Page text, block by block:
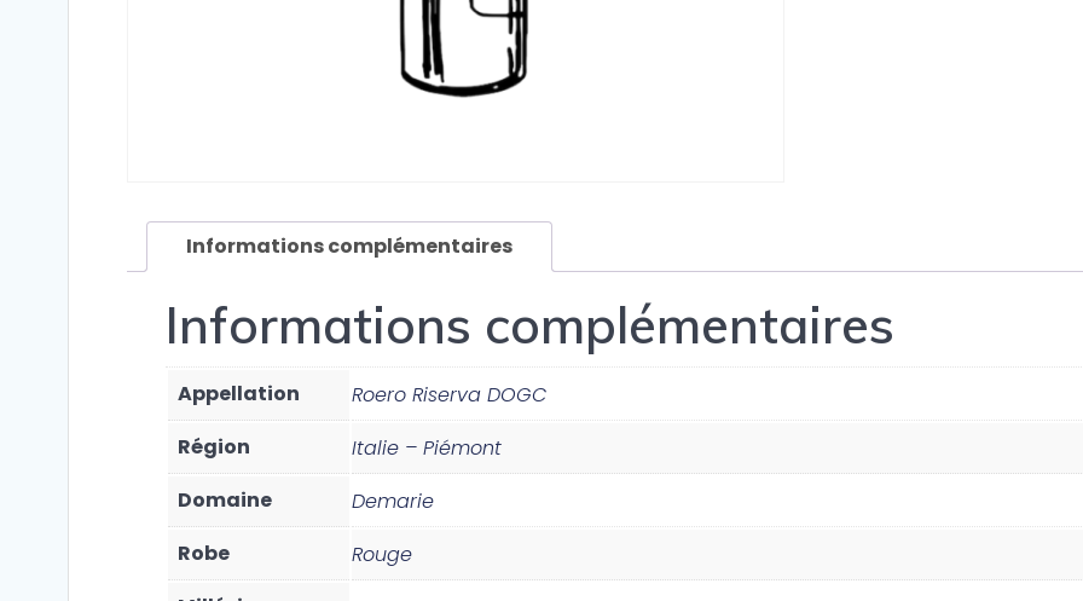
Informations complémentaires
Informations complémentaires
Appellation
Roero Riserva DOGC
Région
Italie – Piémont
Domaine
Demarie
Robe
Rouge